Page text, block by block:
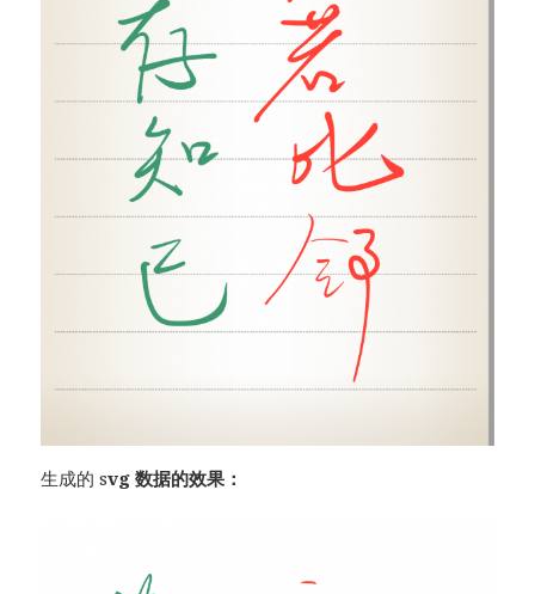
生成的 svg 数据的效果：